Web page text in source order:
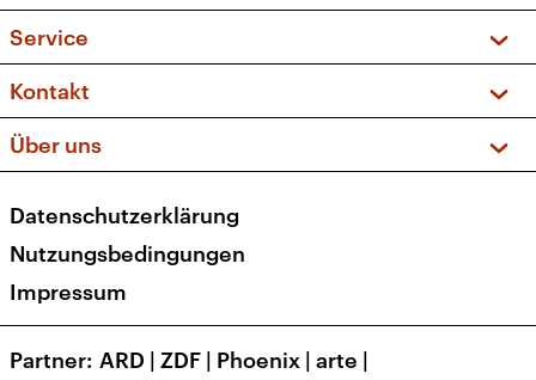
Sendungen und Podcasts
Musikliste
Kakadu – Das Kinderprogramm
Frequenzen (UKW + DAB+)
Service
FAQ
Apps
Newsletter
Veranstaltungen
Kontakt
Social Media
Über uns
Presse
Karriere
Transparenz
Datenschutzerklärung
Nutzungsbedingungen
Impressum
Partner ARD | ZDF | Phoenix | arte |